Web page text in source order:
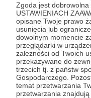
Zgoda jest
USTAWIENIACH
opisane Twoje prawo
usunięcia lub
dowolnym momencie
przeglądarki w
zależności od Twoich
przekazywane do
trzecich tj. z państw
Gospodarczego.
temat przetwarzania
przetwarzania
* Wyrażam zgodę na
osobowych
prawidłowego
Wyrażam zgodę na
informacji
zmieniona w